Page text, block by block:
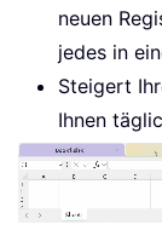
neuen
jedes in
Steigert
Ihnen